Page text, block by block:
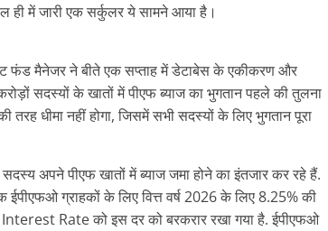
ही में जारी एक सर्कुलर ये सामने आया है।
फंड मैनेजर ने बीते एक सप्ताह में डेटाबेस के एकीकरण और
सदस्यों के खातों में पीएफ ब्याज का भुगतान पहले की तुलना
धीमा नहीं होगा, जिसमें सभी सदस्यों के लिए भुगतान पूरा
अपने पीएफ खातों में ब्याज जमा होने का इंतजार कर रहे हैं.
ईपीएफओ ग्राहकों के लिए वित्त वर्ष 2026 के लिए 8.25% की
Interest Rate को इस दर को बरकरार रखा गया है. ईपीएफओ